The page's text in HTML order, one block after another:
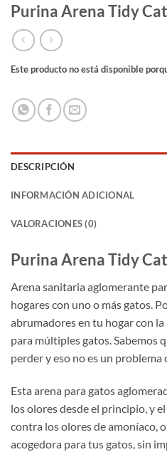
Purina Arena Tidy
Este producto no está disponible
DESCRIPCIÓN
INFORMACIÓN ADICIONAL
VALORACIONES (0)
Purina Arena Tidy
Arena sanitaria aglomerante
hogares con uno o más gatos.
abrumadores en tu hogar con
para múltiples gatos. Sabemos
perder y eso no es un
Esta arena para gatos
los olores desde el principio, y
contra los olores de amoníaco,
acogedora para tus gatos, sin